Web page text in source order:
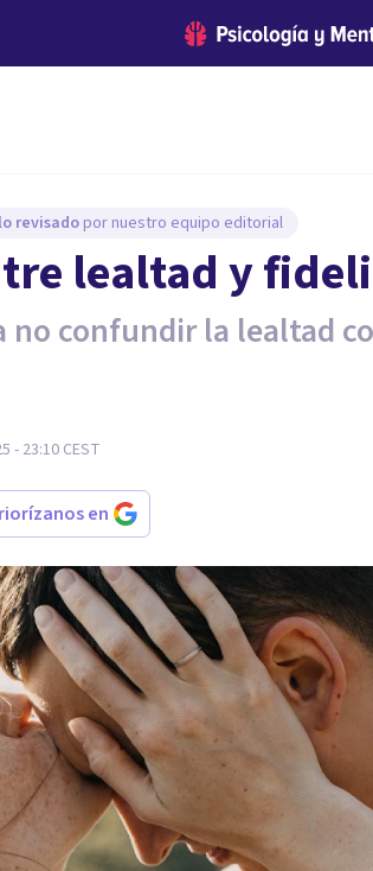
revisado por nuestro equipo editorial
lealtad y
no confundir la lealtad
- 23:10CEST
en